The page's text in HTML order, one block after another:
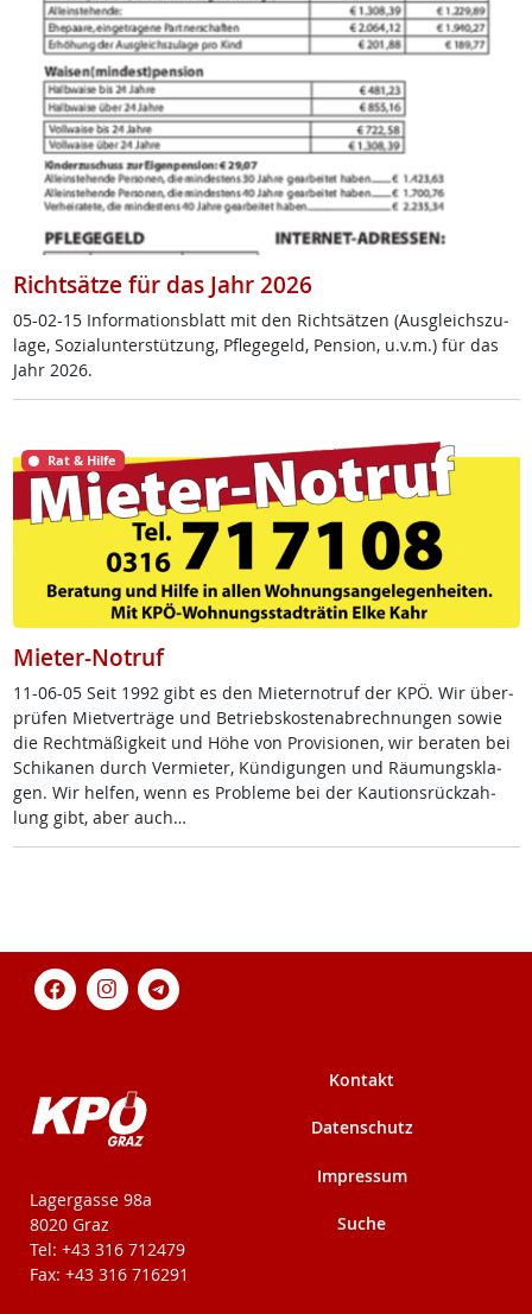
Richtsätze für das Jahr 2026
05-02-15 In­for­ma­ti­ons­blatt mit den Richt­sät­zen (Aus­g­leichs­zu­
la­ge, So­zial­un­ter­stüt­zung, Pf­le­ge­geld, Pen­si­on, u.v.m.) für das
Jahr 2026.
Rat & Hilfe
Mieter-Notruf
11-06-05 Seit 1992 gibt es den Mie­ter­no­t­ruf der KPÖ. Wir über­
prü­fen Miet­ver­trä­ge und Be­triebs­kos­ten­ab­rech­nun­gen so­wie
die Recht­mä­ß­ig­keit und Höhe von Pro­vi­sio­nen, wir be­ra­ten bei
Schi­ka­nen durch Ver­mie­ter, Kün­di­gun­gen und Räu­mungs­kla­
gen. Wir hel­fen, wenn es Pro­b­le­me bei der Kau­ti­ons­rück­zah­
lung gibt, aber auch…
KPÖ-Steiermark
Lagergasse 98a
8020 Graz
Tel: +43 316 712479
Fax: +43 316 716291
Kontakt
Datenschutz
Impressum
Suche